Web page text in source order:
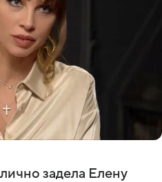
задела Елену